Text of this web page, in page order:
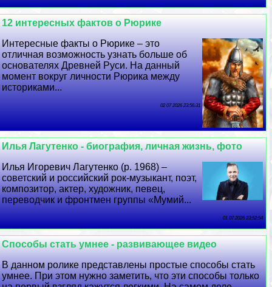
12 интересных фактов о Рюрике
Интересные факты о Рюрике – это
отличная возможность узнать больше об
основателях Древней Руси. На данный
момент вокруг личности Рюрика между
историками...
02 07 2026 23:56:31
Илья Лагутенко - биография, личная жизнь, фото
Илья Игоревич Лагутенко (р. 1968) –
советский и российский рок-музыкант, поэт,
композитор, актер, художник, певец,
переводчик и фронтмен группы «Мумий...
01 07 2026 23:52:54
Способы стать умнее - развивающее видео
В данном ролике представлены простые способы стать
умнее. При этом нужно заметить, что эти способы только